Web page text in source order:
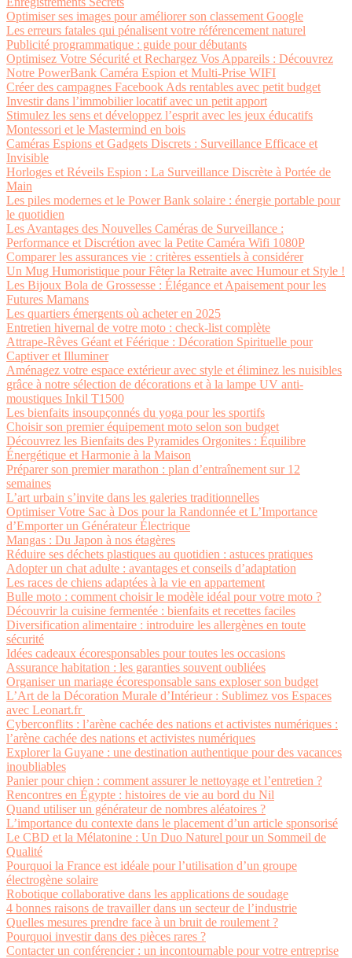
Optimiser ses images pour améliorer son classement Google
Les erreurs fatales qui pénalisent votre référencement naturel
Publicité programmatique : guide pour débutants
Optimisez Votre Sécurité et Rechargez Vos Appareils : Découvrez
Notre PowerBank Caméra Espion et Multi-Prise WIFI
Créer des campagnes Facebook Ads rentables avec petit budget
Investir dans l’immobilier locatif avec un petit apport
Stimulez les sens et développez l’esprit avec les jeux éducatifs
Montessori et le Mastermind en bois
Caméras Espions et Gadgets Discrets : Surveillance Efficace et
Invisible
Horloges et Réveils Espion : La Surveillance Discrète à Portée de
Main
Les piles modernes et le Power Bank solaire : énergie portable pour
le quotidien
Les Avantages des Nouvelles Caméras de Surveillance :
Performance et Discrétion avec la Petite Caméra Wifi 1080P
Comparer les assurances vie : critères essentiels à considérer
Un Mug Humoristique pour Fêter la Retraite avec Humour et Style !
Les Bijoux Bola de Grossesse : Élégance et Apaisement pour les
Futures Mamans
Les quartiers émergents où acheter en 2025
Entretien hivernal de votre moto : check-list complète
Attrape-Rêves Géant et Féérique : Décoration Spirituelle pour
Captiver et Illuminer
Aménagez votre espace extérieur avec style et éliminez les nuisibles
grâce à notre sélection de décorations et à la lampe UV anti-
moustiques Inkil T1500
Les bienfaits insoupçonnés du yoga pour les sportifs
Choisir son premier équipement moto selon son budget
Découvrez les Bienfaits des Pyramides Orgonites : Équilibre
Énergétique et Harmonie à la Maison
Préparer son premier marathon : plan d’entraînement sur 12
semaines
L’art urbain s’invite dans les galeries traditionnelles
Optimiser Votre Sac à Dos pour la Randonnée et L’Importance
d’Emporter un Générateur Électrique
Mangas : Du Japon à nos étagères
Réduire ses déchets plastiques au quotidien : astuces pratiques
Adopter un chat adulte : avantages et conseils d’adaptation
Les races de chiens adaptées à la vie en appartement
Bulle moto : comment choisir le modèle idéal pour votre moto ?
Découvrir la cuisine fermentée : bienfaits et recettes faciles
Diversification alimentaire : introduire les allergènes en toute
sécurité
Idées cadeaux écoresponsables pour toutes les occasions
Assurance habitation : les garanties souvent oubliées
Organiser un mariage écoresponsable sans exploser son budget
L’Art de la Décoration Murale d’Intérieur : Sublimez vos Espaces
avec Leonart.fr
Cyberconflits : l’arène cachée des nations et activistes numériques :
l’arène cachée des nations et activistes numériques
Explorer la Guyane : une destination authentique pour des vacances
inoubliables
Panier pour chien : comment assurer le nettoyage et l’entretien ?
Rencontres en Égypte : histoires de vie au bord du Nil
Quand utiliser un générateur de nombres aléatoires ?
L’importance du contexte dans le placement d’un article sponsorisé
Le CBD et la Mélatonine : Un Duo Naturel pour un Sommeil de
Qualité
Pourquoi la France est idéale pour l’utilisation d’un groupe
électrogène solaire
Robotique collaborative dans les applications de soudage
4 bonnes raisons de travailler dans un secteur de l’industrie
Quelles mesures prendre face à un bruit de roulement ?
Pourquoi investir dans des pièces rares ?
Contacter un conférencier : un incontournable pour votre entreprise